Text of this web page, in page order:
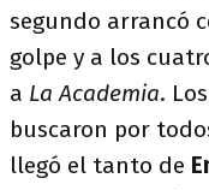
segundo arrancó
golpe y a los
a La Academia.
buscaron por
llegó el tanto de